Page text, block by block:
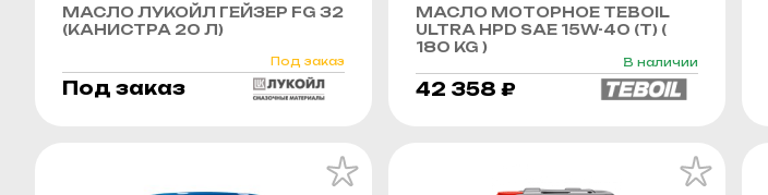
МАСЛО ЛУКОЙЛ ГЕЙЗЕР FG 32
(КАНИСТРА 20 Л)
Под заказ
Под заказ
МАСЛО МОТОРНОЕ TEBOIL
ULTRA HPD SAE 15W-40 (Т) (
180 KG )
В наличии
42 358 ₽